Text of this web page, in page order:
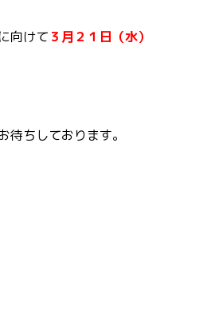
向けて ３月２１日（水）
待ちしております。